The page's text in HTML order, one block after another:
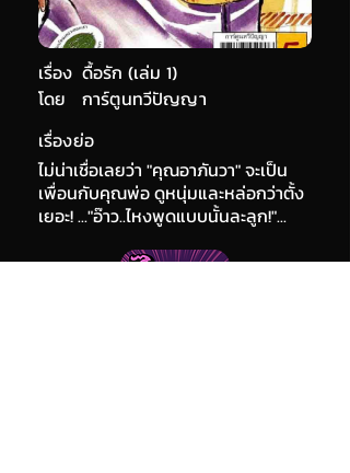
เรื่อง ดื้อรัก (เล่ม 1)
การ์ตูนทวีปัญญา
โดย
เรื่องย่อ
ไม่น่าเชื่อเลยว่า "คุณอาภันวา" จะเป็น
เพื่อนกับคุณพ่อ ดูหนุ่มและหล่อกว่าตั้ง
เยอะ! ..."อ๊าว..ไหงพูดแบบนั้นละลูก!"...